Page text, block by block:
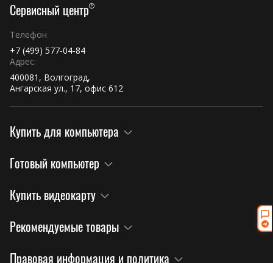
Сервисный центр
Телефон
+7 (499) 577-04-84
Адрес:
400081, Волгоград,
Ангарская ул., 17, офис 612
Купить для компьютера
Готовый компьютер
Купить видеокарту
Рекомендуемые товары
Правовая информация и политика